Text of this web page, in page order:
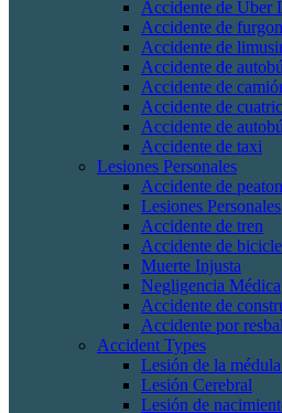
Accidente de Uber
Accidente de
Accidente de
Accidente de
Accidente de
Accidente de
Accidente de
Accidente de taxi
Lesiones Personales
Accidente de
Lesiones Personales
Accidente de tren
Accidente de
Muerte Injusta
Negligencia Médica
Accidente de
Accidente por
Accident Types
Lesión de la
Lesión Cerebral
Lesión de